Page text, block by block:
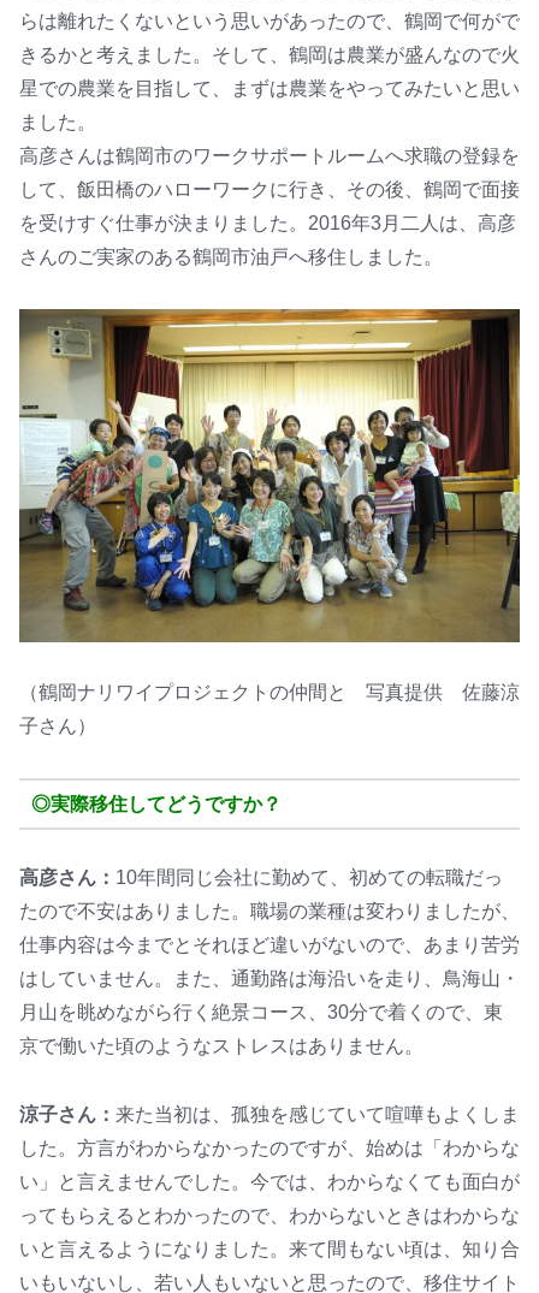
らは離れたくないという思いがあったので、鶴岡で何がで
きるかと考えました。そして、鶴岡は農業が盛んなので火
星での農業を目指して、まずは農業をやってみたいと思い
ました。
高彦さんは鶴岡市のワークサポートルームへ求職の登録を
して、飯田橋のハローワークに行き、その後、鶴岡で面接
を受けすぐ仕事が決まりました。2016年3月二人は、高彦
さんのご実家のある鶴岡市油戸へ移住しました。
（鶴岡ナリワイプロジェクトの仲間と 写真提供 佐藤涼
子さん）
◎実際移住してどうですか？
高彦さん： 10年間同じ会社に勤めて、初めての転職だっ
たので不安はありました。職場の業種は変わりましたが、
仕事内容は今までとそれほど違いがないので、あまり苦労
はしていません。また、通勤路は海沿いを走り、鳥海山・
月山を眺めながら行く絶景コース、30分で着くので、東
京で働いた頃のようなストレスはありません。
涼子さん： 来た当初は、孤独を感じていて喧嘩もよくしま
した。方言がわからなかったのですが、始めは「わからな
い」と言えませんでした。今では、わからなくても面白が
ってもらえるとわかったので、わからないときはわからな
いと言えるようになりました。来て間もない頃は、知り合
いもいないし、若い人もいないと思ったので、移住サイト